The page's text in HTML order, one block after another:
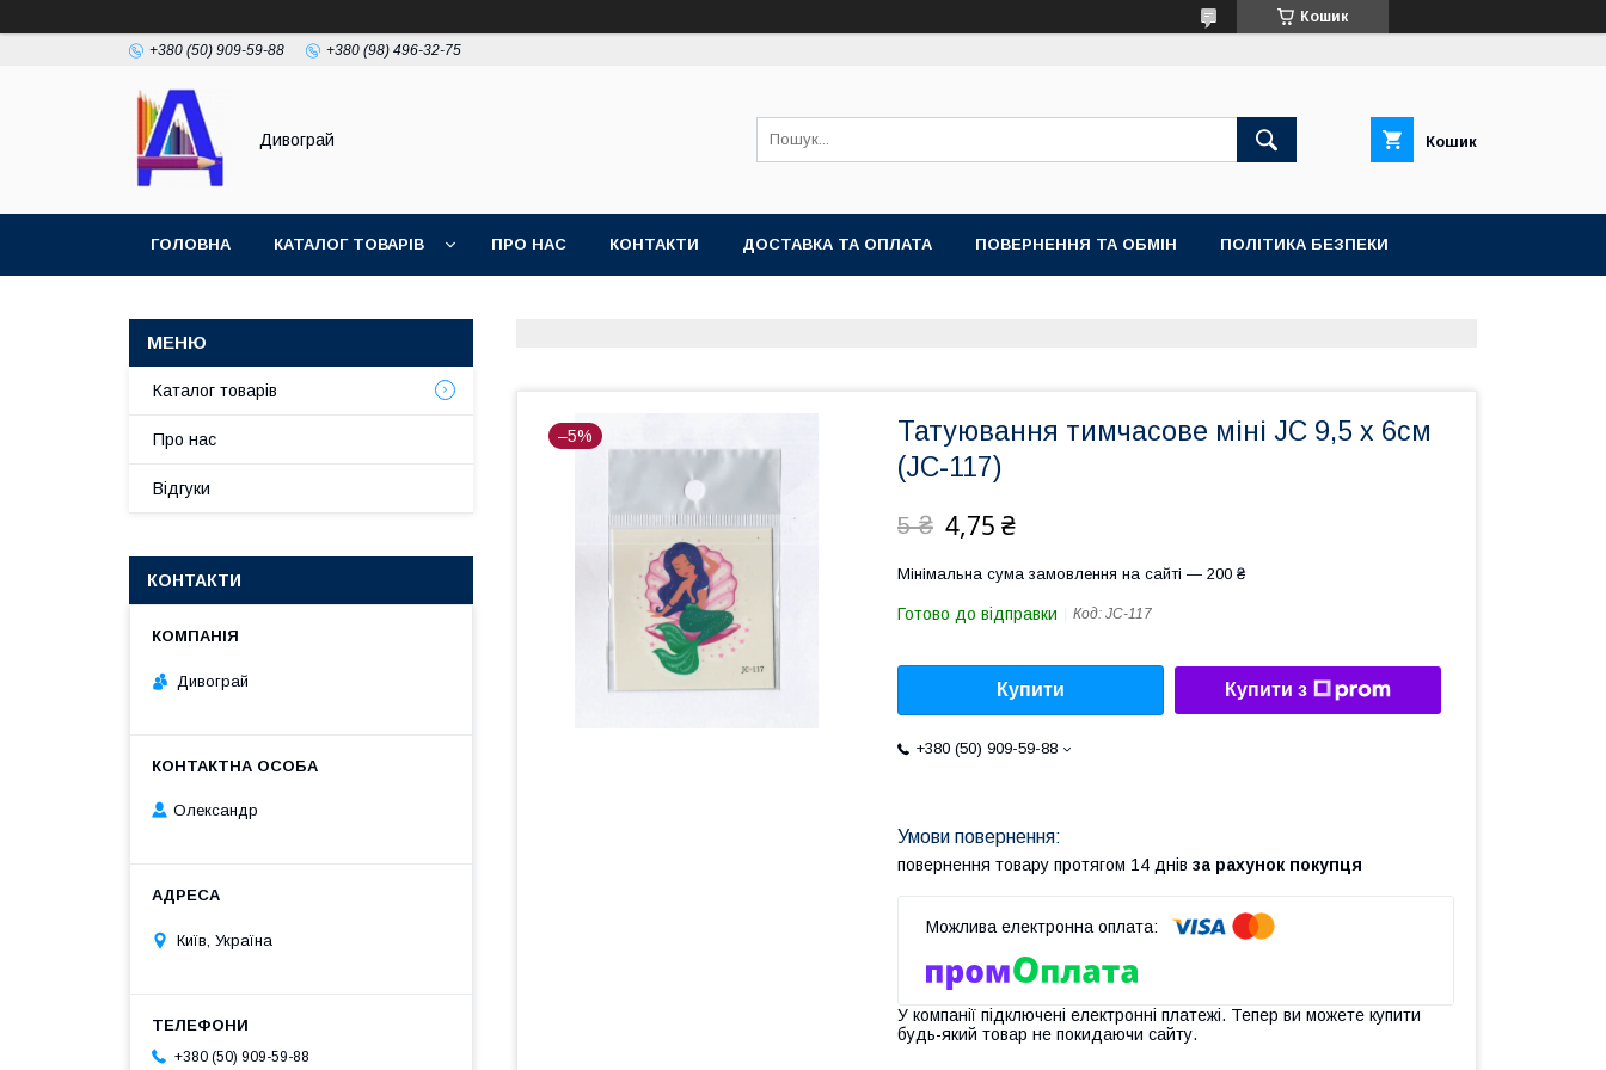
Кошик
+380 (50) 909-59-88 +380 (98) 496-32-75
Дивограй Кошик
ГОЛОВНА КАТАЛОГ ТОВАРІВ ПРО НАС КОНТАКТИ ДОСТАВКА ТА ОПЛАТА ПОВЕРНЕННЯ ТА ОБМІН ПОЛІТИКА БЕЗПЕКИ
–5%
Татуювання тимчасове міні JC 9,5 х 6см
(JC-117)
5 ₴ 4,75 ₴
Мінімальна сума замовлення на сайті — 200 ₴
Готово до відправки Код: JC-117
Купити Купити з
+380 (50) 909-59-88
повернення товару протягом 14 днів за рахунок покупця
У компанії підключені електронні платежі. Тепер ви можете купити
будь-який товар не покидаючи сайту.
Каталог товарів
Про нас
Відгуки
КОНТАКТИ
Дивограй
Олександр
Київ, Україна
+380 (50) 909-59-88